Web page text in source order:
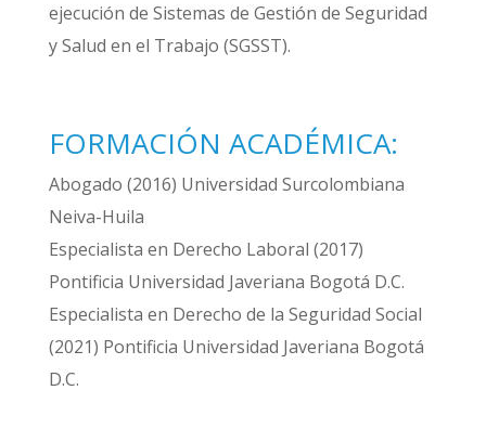
ejecución de Sistemas de Gestión de Seguridad
y Salud en el Trabajo (SGSST).
FORMACIÓN ACADÉMICA:
Abogado (2016) Universidad Surcolombiana
Neiva-Huila
Especialista en Derecho Laboral (2017)
Pontificia Universidad Javeriana Bogotá D.C.
Especialista en Derecho de la Seguridad Social
(2021) Pontificia Universidad Javeriana Bogotá
D.C.